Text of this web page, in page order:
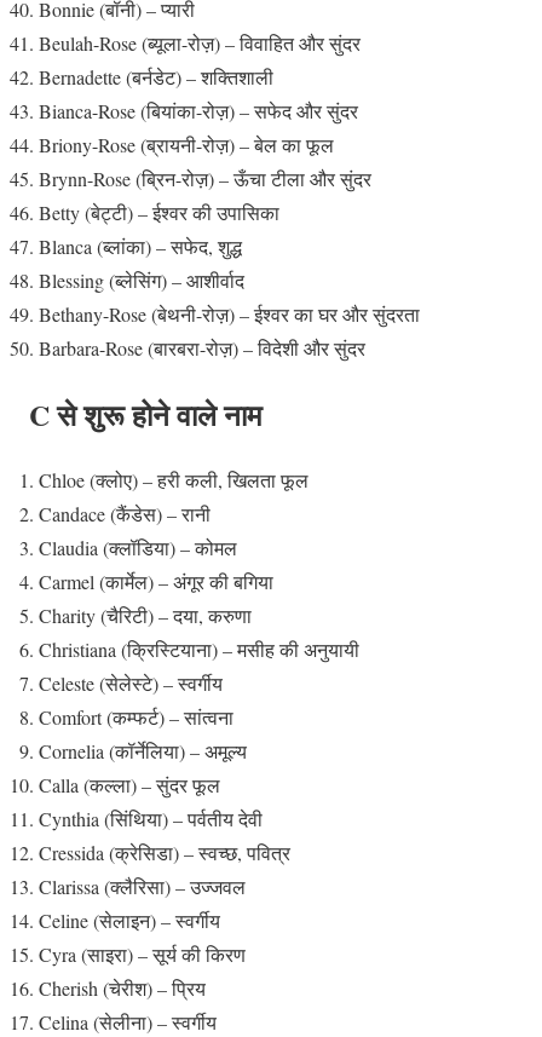
Bonnie (बॉनी) – प्यारी
Beulah-Rose (ब्यूला-रोज़) – विवाहित और सुंदर
Bernadette (बर्नडेट) – शक्तिशाली
Bianca-Rose (बियांका-रोज़) – सफेद और सुंदर
Briony-Rose (ब्रायनी-रोज़) – बेल का फूल
Brynn-Rose (ब्रिन-रोज़) – ऊँचा टीला और सुंदर
Betty (बेट्टी) – ईश्वर की उपासिका
Blanca (ब्लांका) – सफेद, शुद्ध
Blessing (ब्लेसिंग) – आशीर्वाद
Bethany-Rose (बेथनी-रोज़) – ईश्वर का घर और सुंदरता
Barbara-Rose (बारबरा-रोज़) – विदेशी और सुंदर
C से शुरू होने वाले नाम
Chloe (क्लोए) – हरी कली, खिलता फूल
Candace (कैंडेस) – रानी
Claudia (क्लॉडिया) – कोमल
Carmel (कार्मेल) – अंगूर की बगिया
Charity (चैरिटी) – दया, करुणा
Christiana (क्रिस्टियाना) – मसीह की अनुयायी
Celeste (सेलेस्टे) – स्वर्गीय
Comfort (कम्फर्ट) – सांत्वना
Cornelia (कॉर्नेलिया) – अमूल्य
Calla (कल्ला) – सुंदर फूल
Cynthia (सिंथिया) – पर्वतीय देवी
Cressida (क्रेसिडा) – स्वच्छ, पवित्र
Clarissa (क्लैरिसा) – उज्जवल
Celine (सेलाइन) – स्वर्गीय
Cyra (साइरा) – सूर्य की किरण
Cherish (चेरीश) – प्रिय
Celina (सेलीना) – स्वर्गीय